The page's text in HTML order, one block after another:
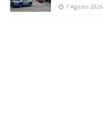
7 Agosto 2026